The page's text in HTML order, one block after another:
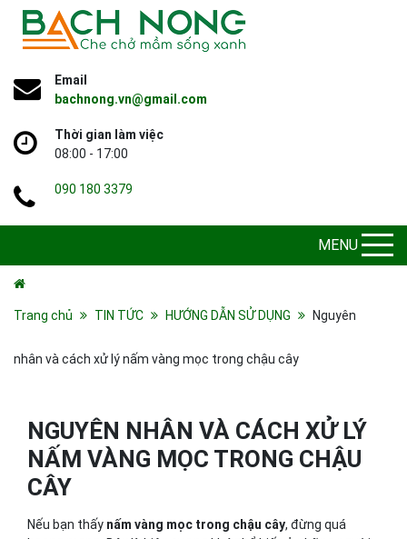
Email
bachnong.vn@gmail.com
Thời gian làm việc
08:00 - 17:00
090 180 3379
MENU
Trang chủ TIN TỨC HƯỚNG DẪN SỬ DỤNG Nguyên
nhân và cách xử lý nấm vàng mọc trong chậu cây
NGUYÊN NHÂN VÀ CÁCH XỬ LÝ
NẤM VÀNG MỌC TRONG CHẬU
CÂY
Nếu bạn thấy nấm vàng mọc trong chậu cây, đừng quá